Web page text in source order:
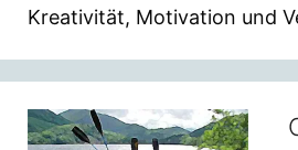
Kreativität, Motivation und